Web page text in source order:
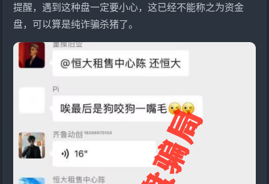
提醒，遇到这种盘一定要小心，这已经不能称之为资金
盘，可以算是纯诈骗杀猪了。